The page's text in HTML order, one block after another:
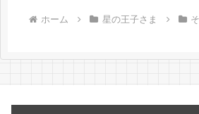
ホーム 星の王子さま